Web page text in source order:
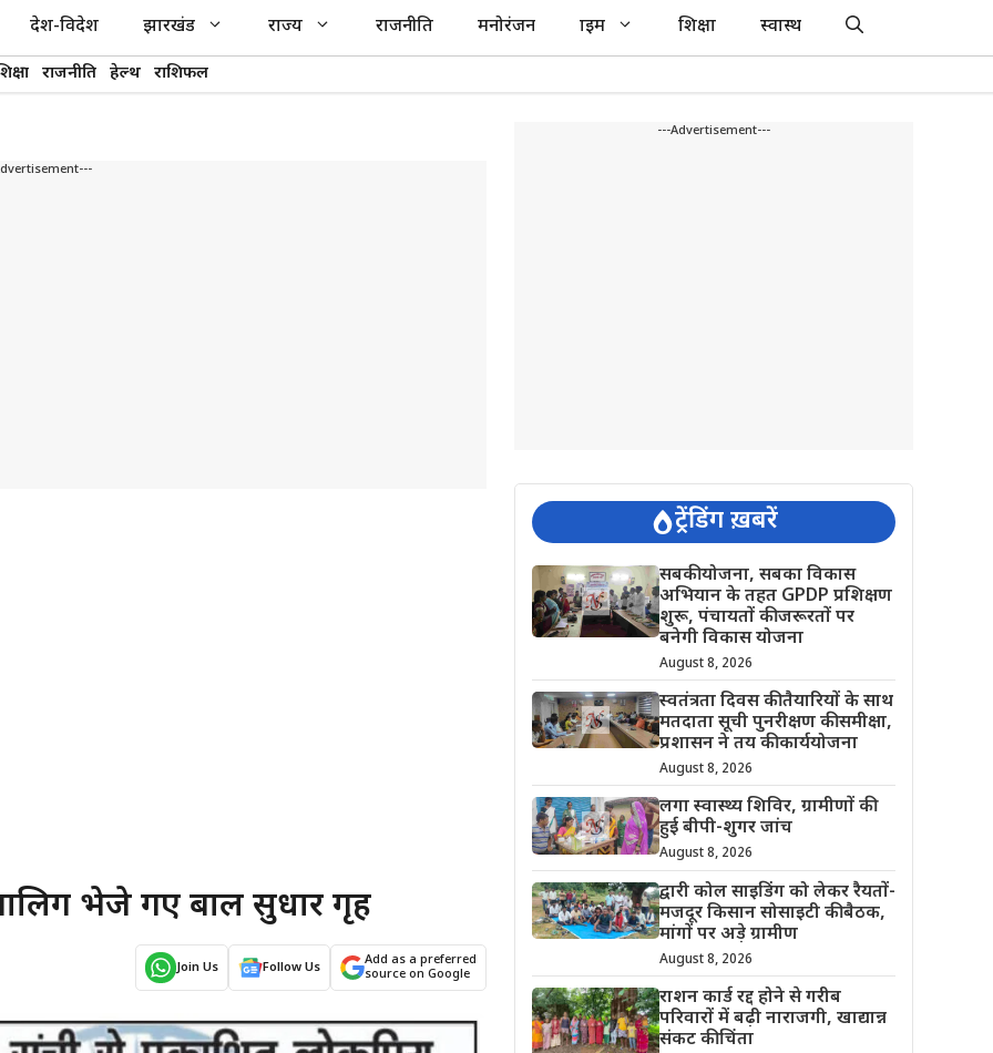
देश-विदेश झारखंड राज्य राजनीति मनोरंजन क्राइम शिक्षा स्वास्थ
राजनीति हेल्थ राशिफल
भेजे गए बाल सुधार गृह
Join Us Follow Us
Add as a preferred
source on Google
---Advertisement---
ट्रेंडिंग ख़बरें
सबकी योजना, सबका विकास
अभियान के तहत GPDP प्रशिक्षण
शुरू, पंचायतों की जरूरतों पर
बनेगी विकास योजना
August 8, 2026
स्वतंत्रता दिवस की तैयारियों के साथ
मतदाता सूची पुनरीक्षण की समीक्षा,
प्रशासन ने तय की कार्ययोजना
August 8, 2026
लगा स्वास्थ्य शिविर, ग्रामीणों की
हुई बीपी-शुगर जांच
August 8, 2026
द्वारी कोल साइडिंग को लेकर रैयतों-
मजदूर किसान सोसाइटी की बैठक,
मांगों पर अड़े ग्रामीण
August 8, 2026
राशन कार्ड रद्द होने से गरीब
परिवारों में बढ़ी नाराजगी, खाद्यान्न
संकट की चिंता